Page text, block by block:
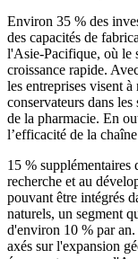
Environ 35 % des
des capacités de
l'Asie-Pacifique, où le
croissance rapide.
les entreprises visent
conservateurs dans
de la pharmacie. En
l’efficacité de la
15 % supplémentaires
recherche et au
pouvant être intégrés
naturels, un segment
d'environ 10 % par an.
axés sur l'expansion